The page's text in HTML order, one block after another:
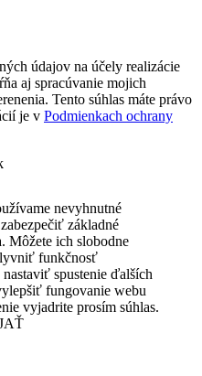
údajov na účely realizácie
aj spracúvanie mojich
Tento súhlas máte právo
je v Podmienkach ochrany
nevyhnutné
základné
Môžete ich slobodne
funkčnosť
spustenie ďalších
fungovanie webu
vyjadrite prosím súhlas.